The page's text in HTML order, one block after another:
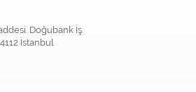
Doğubank İş
İstanbul